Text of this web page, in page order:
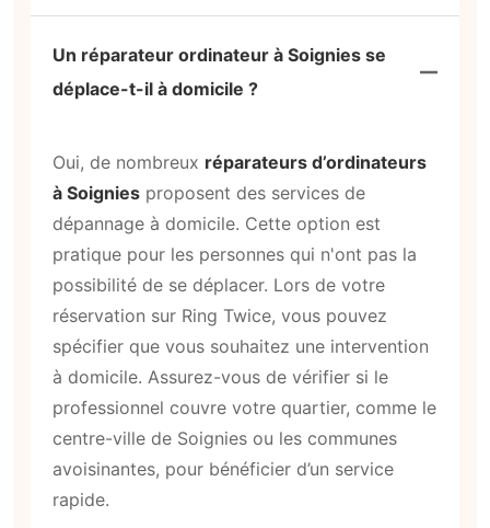
Un réparateur ordinateur à Soignies se
déplace-t-il à domicile ?
Oui, de nombreux réparateurs d’ordinateurs
à Soignies proposent des services de
dépannage à domicile. Cette option est
pratique pour les personnes qui n'ont pas la
possibilité de se déplacer. Lors de votre
réservation sur Ring Twice, vous pouvez
spécifier que vous souhaitez une intervention
à domicile. Assurez-vous de vérifier si le
professionnel couvre votre quartier, comme le
centre-ville de Soignies ou les communes
avoisinantes, pour bénéficier d’un service
rapide.